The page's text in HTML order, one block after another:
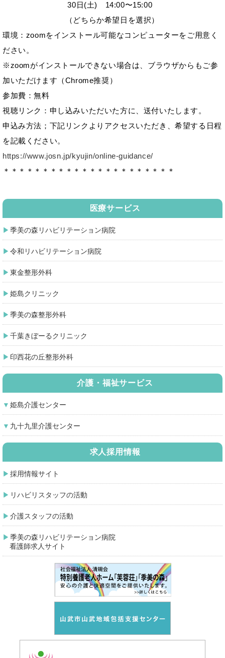
30日(土) 14:00〜15:00
（どちらか希望日を選択）
環境：zoomをインストール可能なコンピューターをご用意く
ださい。
※zoomがインストールできない場合は、ブラウザからもご参
加いただけます（Chrome推奨）
参加費：無料
視聴リンク：申し込みいただいた方に、送付いたします。
申込み方法；下記リンクよりアクセスいただき、希望する日程
を記載ください。
https://www.josn.jp/kyujin/online-guidance/
＊＊＊＊＊＊＊＊＊＊＊＊＊＊＊＊＊＊＊＊＊＊
医療サービス
季美の森リハビリテーション病院
令和リハビリテーション病院
東金整形外科
姫島クリニック
季美の森整形外科
千葉きぼーるクリニック
印西花の丘整形外科
介護・福祉サービス
姫島介護センター
九十九里介護センター
求人採用情報
採用情報サイト
リハビリスタッフの活動
介護スタッフの活動
季美の森リハビリテーション病院
看護師求人サイト